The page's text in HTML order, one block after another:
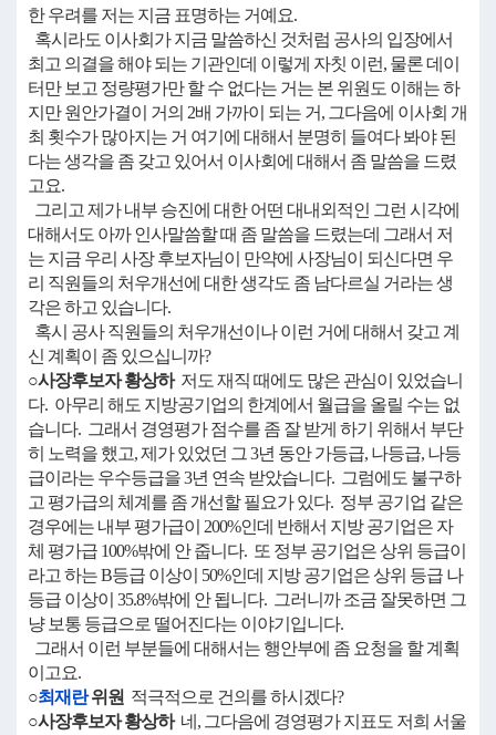
한 우려를 저는 지금 표명하는 거예요.
혹시라도 이사회가 지금 말씀하신 것처럼 공사의 입장에서
최고 의결을 해야 되는 기관인데 이렇게 자칫 이런, 물론 데이
터만 보고 정량평가만 할 수 없다는 거는 본 위원도 이해는 하
지만 원안가결이 거의 2배 가까이 되는 거, 그다음에 이사회 개
최 횟수가 많아지는 거 여기에 대해서 분명히 들여다 봐야 된
다는 생각을 좀 갖고 있어서 이사회에 대해서 좀 말씀을 드렸
고요.
그리고 제가 내부 승진에 대한 어떤 대내외적인 그런 시각에
대해서도 아까 인사말씀할 때 좀 말씀을 드렸는데 그래서 저
는 지금 우리 사장 후보자님이 만약에 사장님이 되신다면 우
리 직원들의 처우개선에 대한 생각도 좀 남다르실 거라는 생
각은 하고 있습니다.
혹시 공사 직원들의 처우개선이나 이런 거에 대해서 갖고 계
신 계획이 좀 있으십니까?
○사장후보자 황상하저도 재직 때에도 많은 관심이 있었습니
다. 아무리 해도 지방공기업의 한계에서 월급을 올릴 수는 없
습니다. 그래서 경영평가 점수를 좀 잘 받게 하기 위해서 부단
히 노력을 했고, 제가 있었던 그 3년 동안 가등급, 나등급, 나등
급이라는 우수등급을 3년 연속 받았습니다. 그럼에도 불구하
고 평가급의 체계를 좀 개선할 필요가 있다. 정부 공기업 같은
경우에는 내부 평가급이 200%인데 반해서 지방 공기업은 자
체 평가급 100%밖에 안 줍니다. 또 정부 공기업은 상위 등급이
라고 하는 B등급 이상이 50%인데 지방 공기업은 상위 등급 나
등급 이상이 35.8%밖에 안 됩니다. 그러니까 조금 잘못하면 그
냥 보통 등급으로 떨어진다는 이야기입니다.
그래서 이런 부분들에 대해서는 행안부에 좀 요청을 할 계획
이고요.
○최재란위원 적극적으로 건의를 하시겠다?
○사장후보자 황상하네, 그다음에 경영평가 지표도 저희 서울